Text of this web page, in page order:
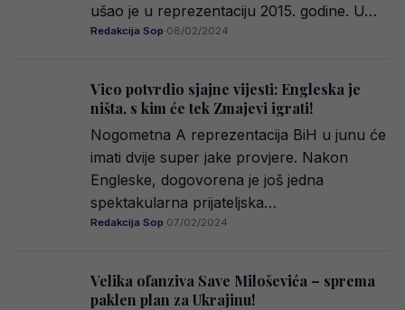
ušao je u reprezentaciju 2015. godine. U…
Redakcija Sop·08/02/2024
Vico potvrdio sjajne vijesti: Engleska je
ništa, s kim će tek Zmajevi igrati!
Nogometna A reprezentacija BiH u junu će
imati dvije super jake provjere. Nakon
Engleske, dogovorena je još jedna
spektakularna prijateljska…
Redakcija Sop·07/02/2024
Velika ofanziva Save Miloševića – sprema
paklen plan za Ukrajinu!